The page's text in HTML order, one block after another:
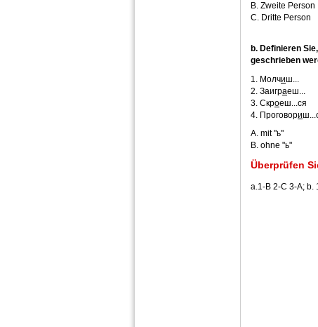
B. Zweite Person
C. Dritte Person
b. Definieren
geschrieben
1. Молчиш...
2. Заиграеш...
3. Скроеш...ся
4. Проговори
А. mit "ь"
B. ohne "ь"
Überprüfen
a.1-B 2-C 3-A; b.